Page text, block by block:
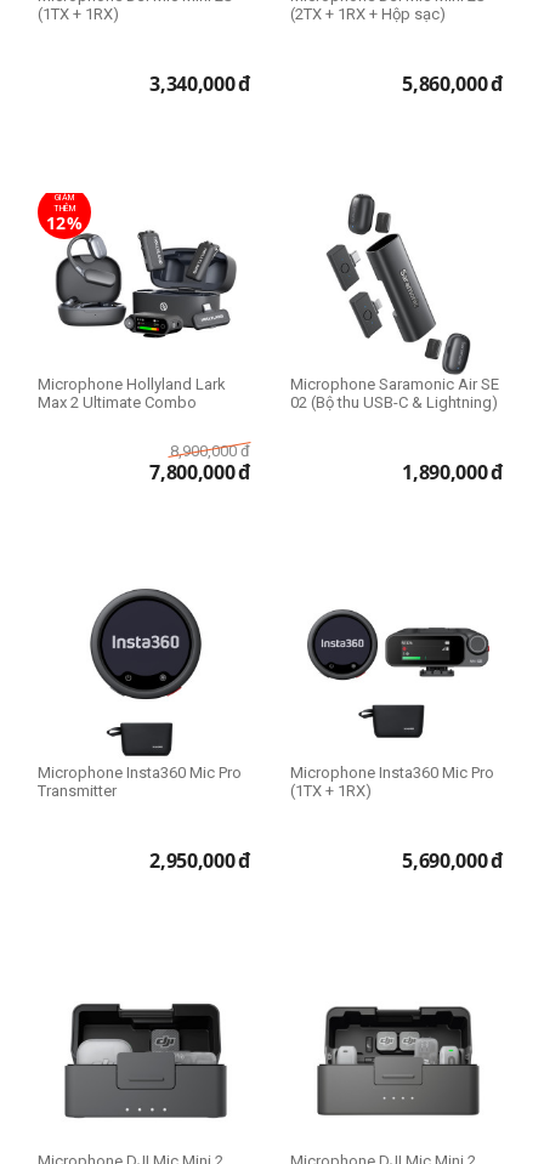
(1TX + 1RX)
3,340,000đ
(2TX + 1RX + Hộp sạc)
5,860,000đ
GIẢM
THÊM
12%
Microphone Hollyland Lark
Max 2 Ultimate Combo
8,900,000 đ
7,800,000đ
Microphone Saramonic Air SE
02 (Bộ thu USB-C & Lightning)
1,890,000đ
Microphone Insta360 Mic Pro
Transmitter
2,950,000đ
Microphone Insta360 Mic Pro
(1TX + 1RX)
5,690,000đ